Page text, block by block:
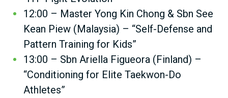
12:00 – Master Yong Kin Chong & Sbn See
Kean Piew (Malaysia) – “Self-Defense and
Pattern Training for Kids”
13:00 – Sbn Ariella Figueora (Finland) –
“Conditioning for Elite Taekwon-Do
Athletes”